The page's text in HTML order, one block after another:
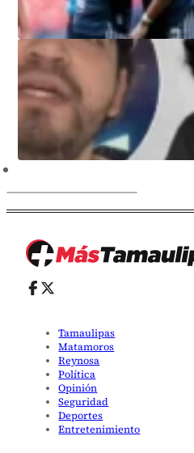
Tamaulipas
Matamoros
Reynosa
Política
Opinión
Seguridad
Deportes
Entretenimiento